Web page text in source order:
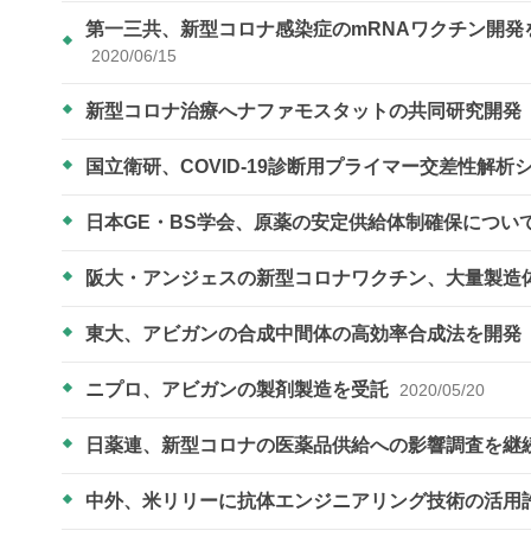
第一三共、新型コロナ感染症のmRNAワクチン開
2020/06/15
新型コロナ治療へナファモスタットの共同研究
国立衛研、COVID-19診断用プライマー交差性解析
日本GE・BS学会、原薬の安定供給体制確保につ
阪大・アンジェスの新型コロナワクチン、大量製
東大、アビガンの合成中間体の高効率合成法を開発
ニプロ、アビガンの製剤製造を受託 2020/05/20
日薬連、新型コロナの医薬品供給への影響調査を継
中外、米リリーに抗体エンジニアリング技術の活